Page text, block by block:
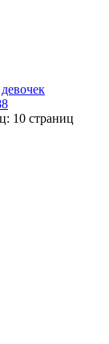
10 страниц